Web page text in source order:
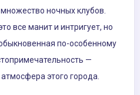
ночных клубов.
все манит и интригует, но
по-особенному
—
этого города.